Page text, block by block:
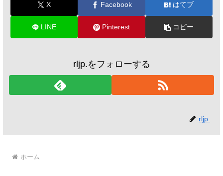
X Facebook はてブ
LINE Pinterest コピー
rljp.をフォローする
rljp.
ホーム